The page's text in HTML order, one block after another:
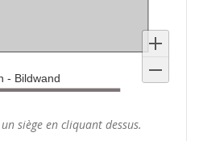
siège en cliquant dessus.